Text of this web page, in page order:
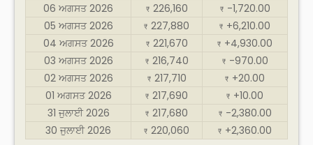
06 ਅਗਸਤ 2026
₹ 226,160 ₹ -1,720.00
05 ਅਗਸਤ 2026
₹ 227,880 ₹ +6,210.00
04 ਅਗਸਤ 2026
₹ 221,670 ₹ +4,930.00
03 ਅਗਸਤ 2026
₹ 216,740 ₹ -970.00
02 ਅਗਸਤ 2026
₹ 217,710 ₹ +20.00
01 ਅਗਸਤ 2026
₹ 217,690 ₹ +10.00
31 ਜੁਲਾਈ 2026
₹ 217,680 ₹ -2,380.00
30 ਜੁਲਾਈ 2026
₹ 220,060 ₹ +2,360.00